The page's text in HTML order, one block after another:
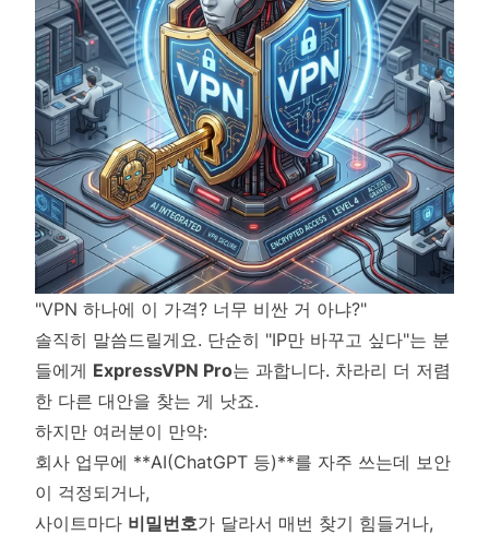
"VPN 하나에 이 가격? 너무 비싼 거 아냐?"
솔직히 말씀드릴게요. 단순히 "IP만 바꾸고 싶다"는 분
들에게 ExpressVPN Pro는 과합니다. 차라리 더 저렴
한 다른 대안을 찾는 게 낫죠.
하지만 여러분이 만약:
회사 업무에 **AI(ChatGPT 등)**를 자주 쓰는데 보안
이 걱정되거나,
사이트마다 비밀번호가 달라서 매번 찾기 힘들거나,